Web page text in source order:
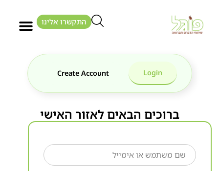
התקשרו אלינו
Login
Create Account
ברוכים הבאים לאזור האישי